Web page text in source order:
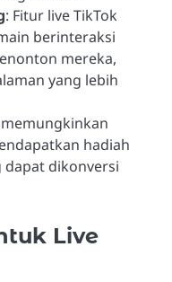
: Fitur live TikTok
berinteraksi
mereka,
yang lebih
memungkinkan
hadiah
dikonversi
Live